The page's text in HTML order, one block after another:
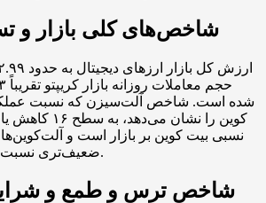
شاخص‌های کلی بازار و
شده است. شاخص آلت‌سیزن که نسبت
کوین را نشان
نسبی بیت کوین بر بازار است و
ضعیف‌تری نسبت به بیت کوین داشته‌اند.
شاخص ترس و طمع و شرایط